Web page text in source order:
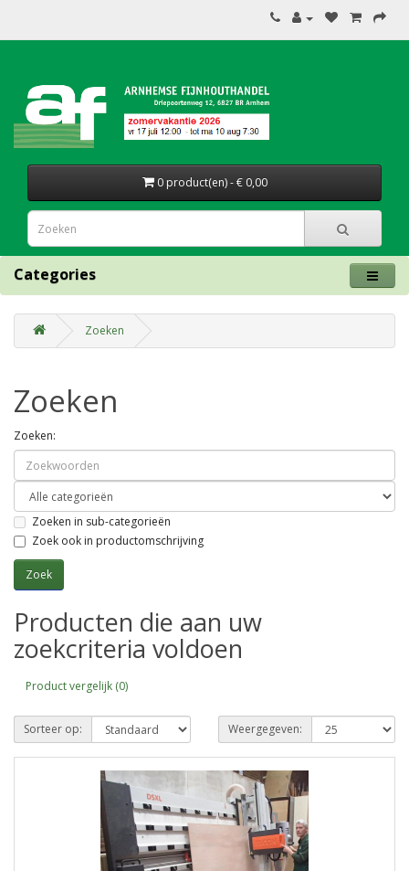
0 product(en) - € 0,00
Categories
Zoeken
Zoeken
Zoeken:
Zoeken in sub-categorieën
Zoek ook in productomschrijving
Producten die aan uw
zoekcriteria voldoen
Product vergelijk (0)
Sorteer op: Weergegeven: